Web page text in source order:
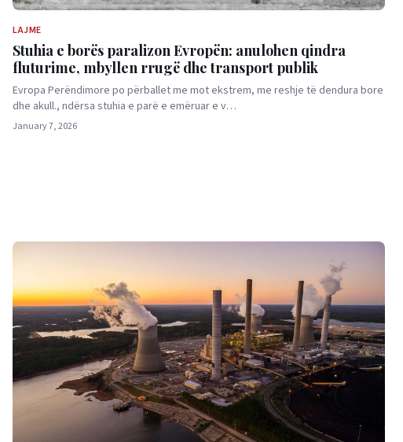
LAJME
Stuhia e borës paralizon Evropën: anulohen qindra
fluturime, mbyllen rrugë dhe transport publik
Evropa Perëndimore po përballet me mot ekstrem, me reshje të dendura bore
dhe akull., ndërsa stuhia e parë e emëruar e v…
January 7, 2026